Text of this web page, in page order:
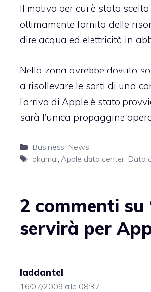
Il motivo per cui è stata
ottimamente fornita delle
dire acqua ed elettricità in
Nella zona avrebbe dovuto
a risollevare le sorti di una
l’arrivo di Apple è stato
sarà l’unica propaggine
Categorie
Business, News
Tag
akamai, Apple data center, Data
2 commenti
servirà per
laddantel
16/07/2009 alle 08:37